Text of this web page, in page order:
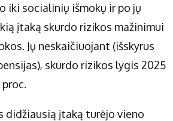
iki socialinių išmokų ir po jų
įtaką skurdo rizikos mažinimui
Jų neskaičiuojant (išskyrus
skurdo rizikos lygis 2025
proc.
didžiausią įtaką turėjo vieno